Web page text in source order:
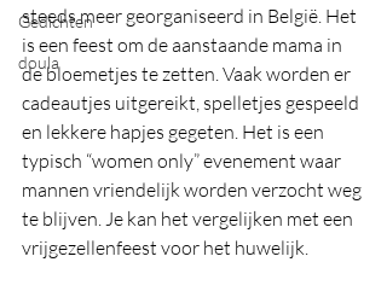
Gedichten
doula
steeds meer georganiseerd in België. Het
is een feest om de aanstaande mama in
de bloemetjes te zetten. Vaak worden er
cadeautjes uitgereikt, spelletjes gespeeld
en lekkere hapjes gegeten. Het is een
typisch “women only” evenement waar
mannen vriendelijk worden verzocht weg
te blijven. Je kan het vergelijken met een
vrijgezellenfeest voor het huwelijk.